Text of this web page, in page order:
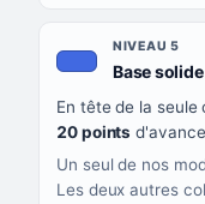
NIVEAU 5
Base solide
En tête de la seule
20 points
Un seul de nos
Les deux autres